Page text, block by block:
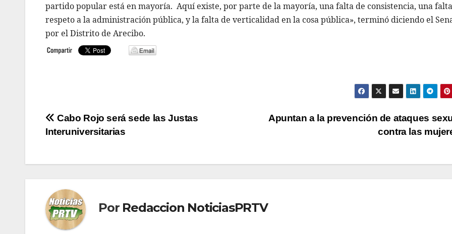
partido popular está en mayoría. Aquí existe, por parte de la mayoría, una falta de consistencia, una
respeto a la administración pública, y la falta de verticalidad en la cosa pública», terminó diciendo el
por el Distrito de Arecibo.
Navegación
entradas
Apuntan a la prevención de ataques
contra las
Cabo Rojo será sede las Justas
Interuniversitarias
Por Redaccion NoticiasPRTV